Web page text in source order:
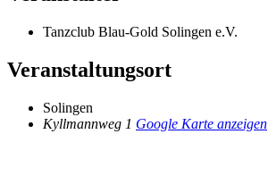
Tanzclub Blau-Gold Solingen e.V.
Veranstaltungsort
Solingen
Kyllmannweg 1 Google Karte anzeigen